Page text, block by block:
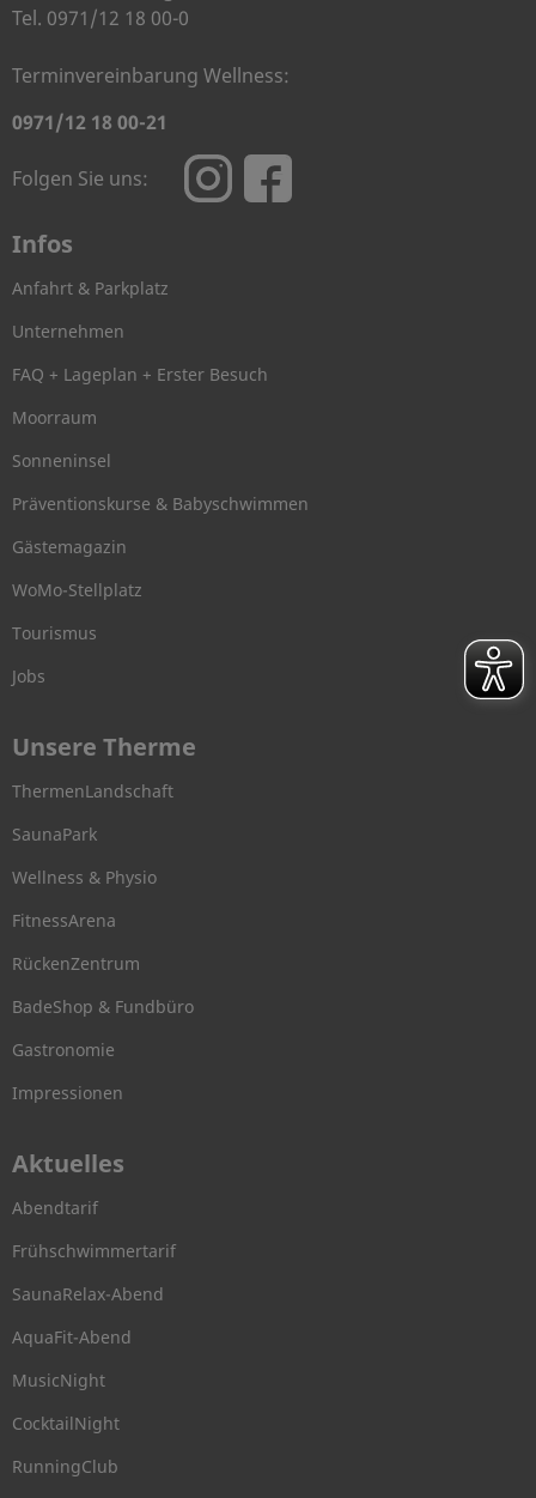
Tel. 0971/12 18 00-0
Terminvereinbarung Wellness:
0971/12 18 00-21
Folgen Sie uns:
Infos
Anfahrt & Parkplatz
Unternehmen
FAQ + Lageplan + Erster Besuch
Moorraum
Sonneninsel
Präventionskurse & Babyschwimmen
Gästemagazin
WoMo-Stellplatz
Tourismus
Jobs
Unsere Therme
ThermenLandschaft
SaunaPark
Wellness & Physio
FitnessArena
RückenZentrum
BadeShop & Fundbüro
Gastronomie
Impressionen
Aktuelles
Abendtarif
Frühschwimmertarif
SaunaRelax-Abend
AquaFit-Abend
MusicNight
CocktailNight
RunningClub